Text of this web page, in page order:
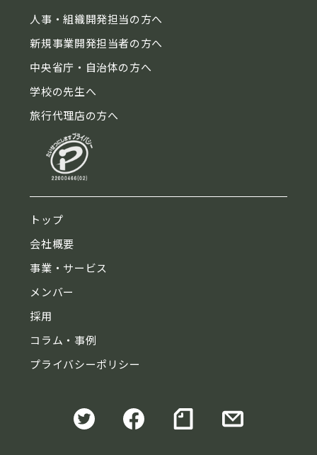
人事・組織開発担当の方へ
新規事業開発担当者の方へ
中央省庁・自治体の方へ
学校の先生へ
旅行代理店の方へ
トップ
会社概要
事業・サービス
メンバー
採用
コラム・事例
プライバシーポリシー